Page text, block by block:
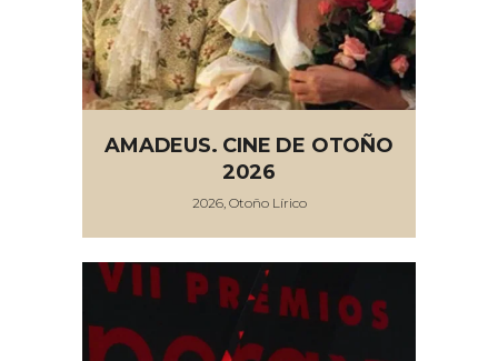
AMADEUS. CINE DE OTOÑO
2026
2026, Otoño Lírico